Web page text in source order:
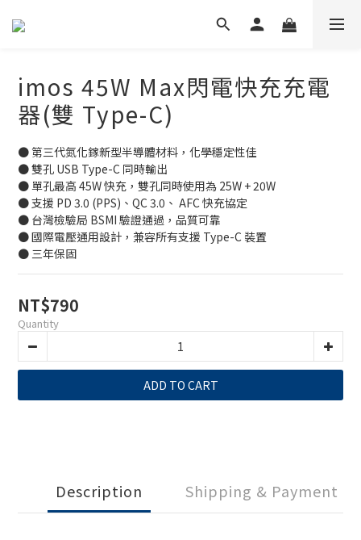
imos 45W Max閃電快充充電
器(雙 Type-C)
● 第三代氮化鎵新型半導體材料，化學穩定性佳
● 雙孔 USB Type-C 同時輸出
● 單孔最高 45W 快充，雙孔同時使用為 25W + 20W
● 支援 PD 3.0 (PPS)、QC 3.0、 AFC 快充協定
● 台灣檢驗局 BSMI 驗證通過，品質可靠
● 國際電壓通用設計，兼容所有支援 Type-C 裝置
● 三年保固
NT$790
Quantity
ADD TO CART
Description Shipping & Payment